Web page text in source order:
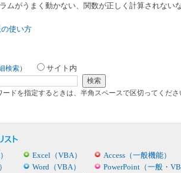
ムがうまく動かない、関数が正しく計算されない
使い方
検索） サイト内
ドを指定するときは、半角スペースで区切ってくださ
Excel（VBA） Access（一般機能）
Word（VBA） PowerPoint（一般・